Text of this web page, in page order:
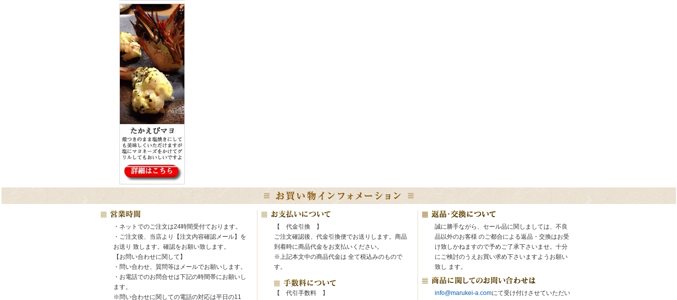
・ネットでのご注文は24時間受付ております。
・ご注文後、当店より【注文内容確認メール】を
お送り 致します。確認をお願い致します。
【お問い合わせに関して】
・問い合わせ、質問等はメールでお願いします。
・お電話でのお問合せは下記の時間帯にお願いし
ます。
※問い合わせに関しての電話の対応は平日の11
【 代金引換 】
ご注文確認後、代金引換便でお送りします。商品
到着時に商品代金をお支払いください。
※上記本文中の商品代金は 全て税込みのもので
す。
【 代引手数料 】
誠に勝手ながら、セール品に関しましては、不良
品以外のお客様 のご都合による返品・交換はお受
け致しかねますので予めご了承下さいませ。十分
にご検討のうえお買い求め下さいますようお願い
致し ます。
info@marukei-a.comにて受け付けさせていただい